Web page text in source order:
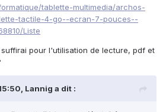
tablette-multimedia/archos-
tactile-4-go--ecran-7-pouces--
Liste
pour l'utilisation de lecture, pdf et
Lannig a dit :